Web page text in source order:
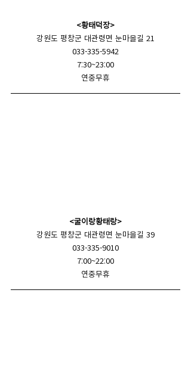
<황태덕장>
강원도 평창군 대관령면 눈마을길 21
033-335-5942
7:30~23:00
연중무휴
<굴이랑황태랑>
강원도 평창군 대관령면 눈마을길 39
033-335-9010
7:00~22:00
연중무휴